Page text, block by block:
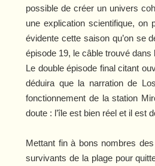
possible de créer un univers
une explication scientifique, on
évidente cette saison qu’on se
épisode 19, le câble trouvé
Le double épisode final citant
déduira que la narration de
fonctionnement de la station
doute : l’île est bien réel et il est
Mettant fin à bons nombres
survivants de la plage pour